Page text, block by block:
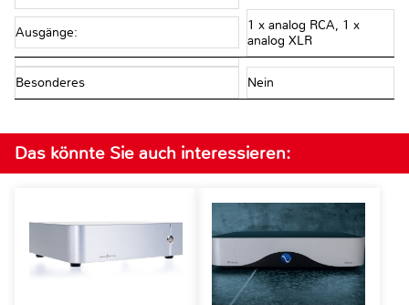
Ausgänge:
1 x analog RCA, 1 x
analog XLR
Besonderes Nein
Das könnte Sie auch interessieren: